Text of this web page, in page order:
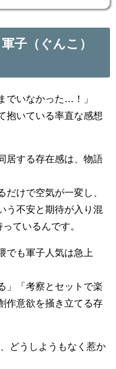
子（ぐんこ）
でいなかった…！」
抱いている率直な感想
居する存在感は、物語
だけで空気が一変し、
う不安と期待が入り混
ているんです。
でも軍子人気は急上
」「考察とセットで楽
作意欲を掻き立てる存
どうしようもなく惹か